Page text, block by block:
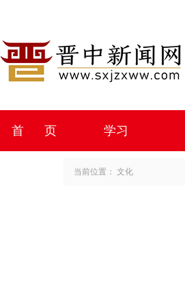
首 页 学习
当前位置： 文化